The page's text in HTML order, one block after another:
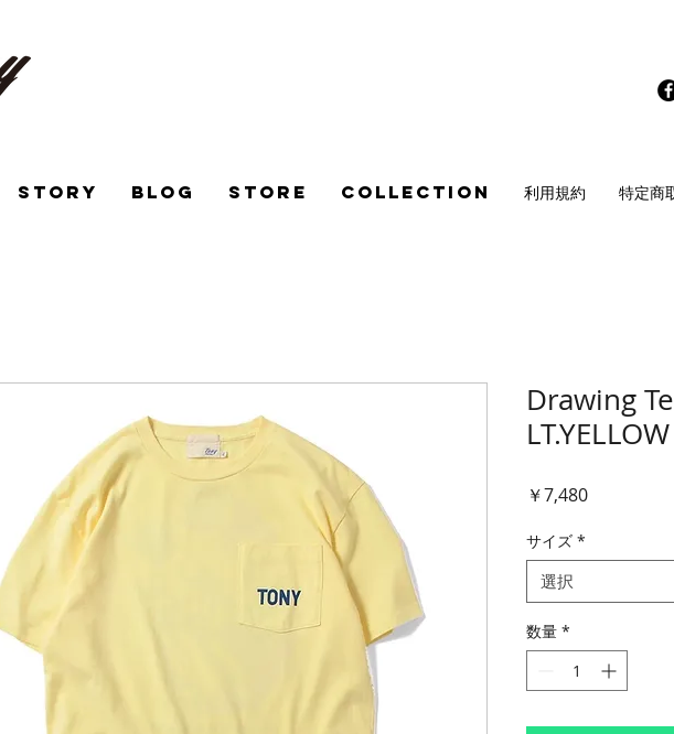
STORY BLOG STORE COLLECTION 利用規約 特定商
Drawing
LT.YELLOW
￥7,480価
サイズ *
選択
数量 *